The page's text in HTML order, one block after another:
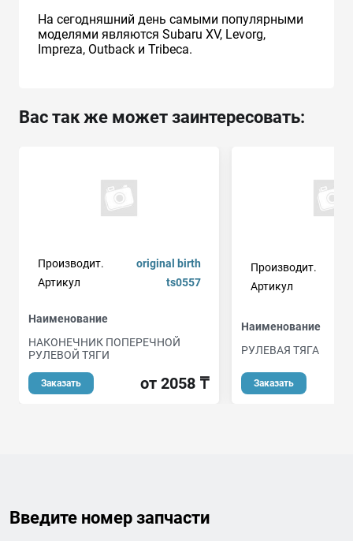
На сегодняшний день самыми популярными
моделями являются Subaru XV, Levorg,
Impreza, Outback и Tribeca.
Вас так же может заинтересовать:
Производит.
original birth
Артикул
ts0557
Наименование
НАКОНЕЧНИК ПОПЕРЕЧНОЙ
РУЛЕВОЙ ТЯГИ
Заказать от 2058 ₸
Производит.
Артикул
Наименование
РУЛЕВАЯ ТЯГА
Заказать
Введите номер запчасти